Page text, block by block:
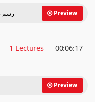
Preview رسم 3 أنواع من الأشجار المتنوعة من الأمام
1 Lectures 00:06:17
Preview